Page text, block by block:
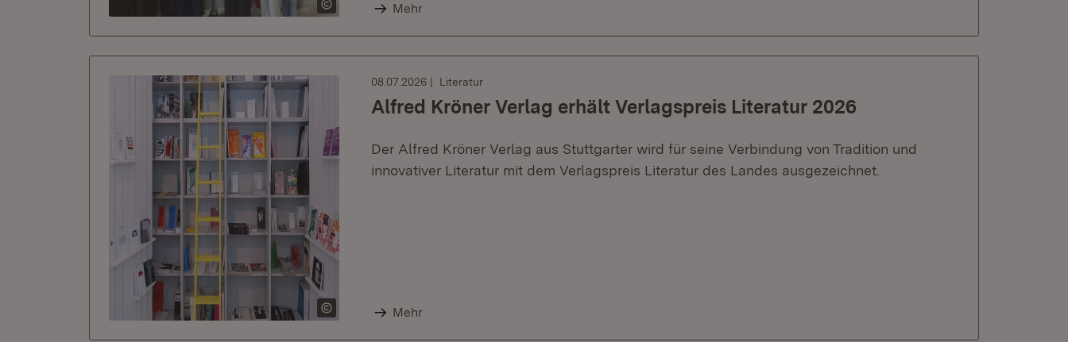
Mehr
08.07.2026 Literatur
Alfred Kröner Verlag erhält Verlagspreis Literatur 2026
Der Alfred Kröner Verlag aus Stuttgarter wird für seine Verbindung von Tradition und
innovativer Literatur mit dem Verlagspreis Literatur des Landes ausgezeichnet.
Mehr